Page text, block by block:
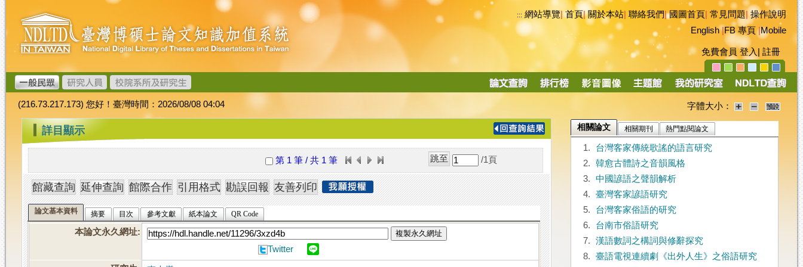
跳
到
主
要
內
容
臺
灣
博
碩
士
論
文
加
值
系
統
::: 網站導覽|首頁|關於本站 聯絡我們|國圖首頁 常見問題|操作說明
English|FB 專頁|Mobile
免費會員 登入 註冊
導
(216.73.217.173) 您好！臺灣時間：2026/08/08 04:04 字體大小：
::: 詳目顯示
第 1 筆 / 共 1 筆 /1 頁
論文基本資料 摘要 目次 參考文獻 紙本論文 QR Code
本論文永久網址: 複製永久網址
Twitter
相關論文 相關期刊 熱門點閱論文
1.
台灣客家傳統歌謠的語言研究
2.
韓愈古體詩之音韻風格
3.
中國諺語之聲韻解析
4.
臺灣客家諺語研究
5.
台灣客家俗語的研究
6.
台南市俗語研究
7.
漢語數詞之構詞與修辭探究
8.
臺語電視連續劇《出外人生》之俗語研究